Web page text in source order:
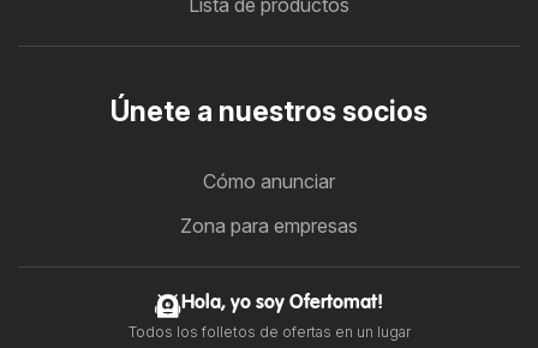
Lista de productos
Únete a nuestros socios
Cómo anunciar
Zona para empresas
Hola, yo soy Ofertomat!
Todos los folletos de ofertas en un lugar